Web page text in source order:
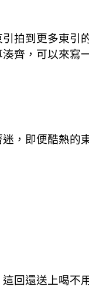
拍到更多東引
齊，可以來寫
，即便酷熱的
回還送上喝不